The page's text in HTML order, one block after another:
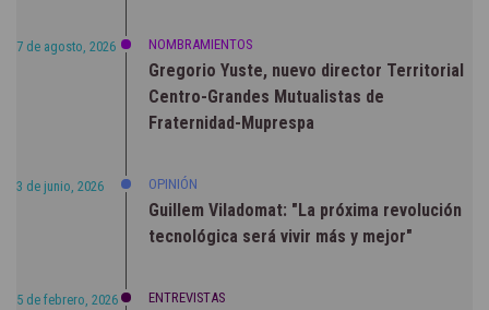
7 de agosto, 2026 NOMBRAMIENTOS
Gregorio Yuste, nuevo director Territorial
Centro-Grandes Mutualistas de
Fraternidad-Muprespa
3 de junio, 2026 OPINIÓN
Guillem Viladomat: "La próxima revolución
tecnológica será vivir más y mejor"
5 de febrero, 2026 ENTREVISTAS